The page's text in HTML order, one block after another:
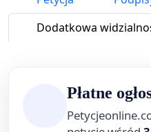
Dodatkowa
Płatne